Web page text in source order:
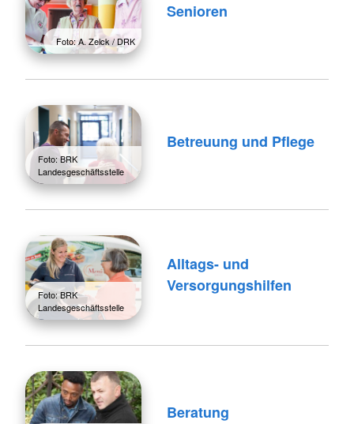
Foto: A. Zelck / DRK
Senioren
Foto: BRK
Landesgeschäftsstelle
Betreuung und Pflege
Foto: BRK
Landesgeschäftsstelle
Alltags- und
Versorgungshilfen
Beratung